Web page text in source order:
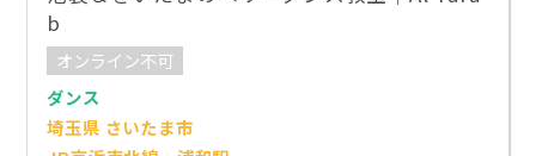
b
オンライン不可
ダンス
埼玉県 さいたま市